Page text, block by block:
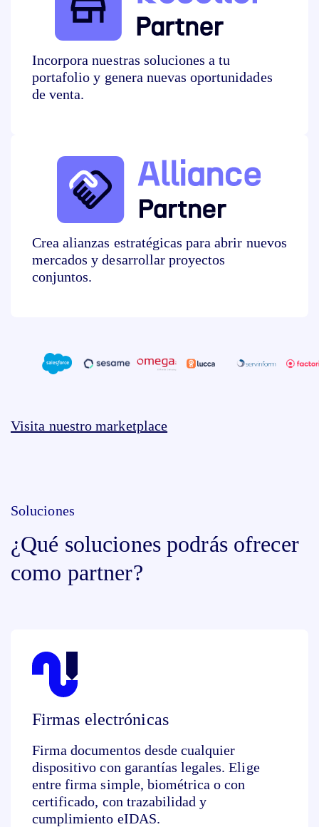
Incorpora nuestras soluciones a tu
portafolio y genera nuevasoportunidades
de venta.
Crea alianzas estratégicas para abrir nuevos
mercados ydesarrollar proyectos
conjuntos.
Visita nuestro marketplace
Soluciones
¿Qué soluciones podrás ofrecer
como partner?
Firmas electrónicas
Firma documentos desde cualquier
dispositivo con garantías legales. Elige
entre firma simple, biométrica o con
certificado, con trazabilidad y
cumplimiento eIDAS.